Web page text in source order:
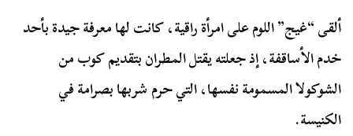
ألقى “غيج” اللوم على امرأة راقية، كانت لها معرفة جيدة بأحد
خدم الأساقفة، إذ جعلته يقتل المطران بتقديم كوب من
الشوكولا المسمومة نفسها، التي حرم شربها بصرامة في
الكنيسة.